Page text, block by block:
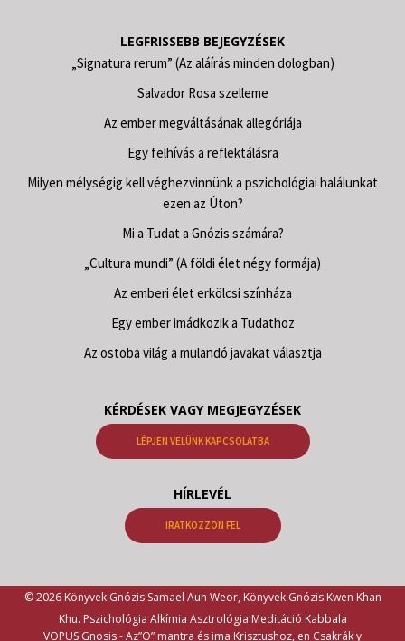
LEGFRISSEBB BEJEGYZÉSEK
„Signatura rerum” (Az aláírás minden dologban)
Salvador Rosa szelleme
Az ember megváltásának allegóriája
Egy felhívás a reflektálásra
Milyen mélységig kell véghezvinnünk a pszichológiai halálunkat
ezen az Úton?
Mi a Tudat a Gnózis számára?
„Cultura mundi” (A földi élet négy formája)
Az emberi élet erkölcsi színháza
Egy ember imádkozik a Tudathoz
Az ostoba világ a mulandó javakat választja
KÉRDÉSEK VAGY MEGJEGYZÉSEK
LÉPJEN VELÜNK KAPCSOLATBA
HÍRLEVÉL
IRATKOZZON FEL
© 2026 Könyvek Gnózis Samael Aun Weor, Könyvek Gnózis Kwen Khan
Khu. Pszichológia Alkímia Asztrológia Meditáció Kabbala
VOPUS Gnosis -Az”O” mantra és ima Krisztushoz, en Csakrák y